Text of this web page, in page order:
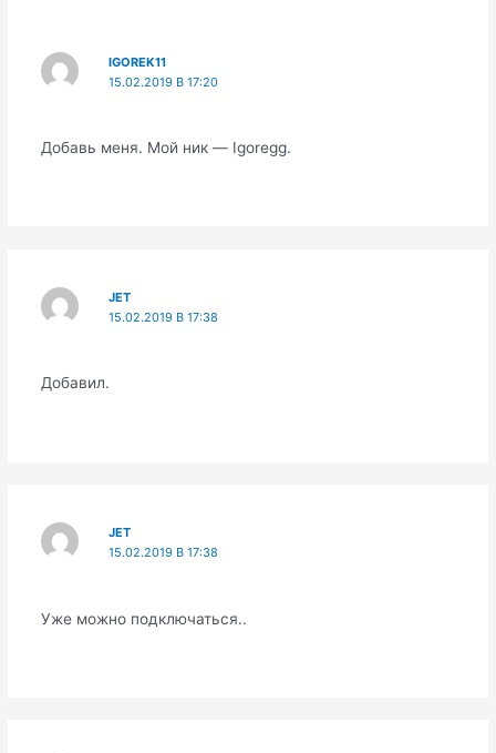
IGOREK11
15.02.2019 В 17:20
Добавь меня. Мой ник — Igoregg.
JET
15.02.2019 В 17:38
Добавил.
JET
15.02.2019 В 17:38
Уже можно подключаться..